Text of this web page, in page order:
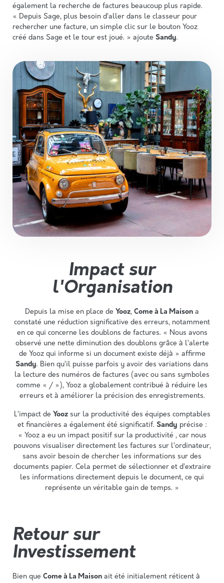
également la recherche de factures beaucoup plus rapide.
« Depuis Sage, plus besoin d’aller dans le classeur pour
rechercher une facture, un simple clic sur le bouton Yooz
créé dans Sage et le tour est joué. » ajoute Sandy.
Impact sur
l'Organisation
Depuis la mise en place de Yooz, Come à La Maison a
constaté une réduction significative des erreurs, notamment
en ce qui concerne les doublons de factures. « Nous avons
observé une nette diminution des doublons grâce à l’alerte
de Yooz qui informe si un document existe déjà » affirme
Sandy. Bien qu’il puisse parfois y avoir des variations dans
la lecture des numéros de factures (avec ou sans symboles
comme « / »), Yooz a globalement contribué à réduire les
erreurs et à améliorer la précision des enregistrements.
L’impact de Yoozsur la productivité des équipes comptables
et financières a également été significatif. Sandy précise :
« Yooz a eu un impact positif sur la productivité , car nous
pouvons visualiser directement les factures sur l’ordinateur,
sans avoir besoin de chercher les informations sur des
documents papier. Cela permet de sélectionner et d’extraire
les informations directement depuis le document, ce qui
représente un véritable gain de temps. »
Retour sur
Investissement
Bien que Come à La Maison ait été initialement réticent à